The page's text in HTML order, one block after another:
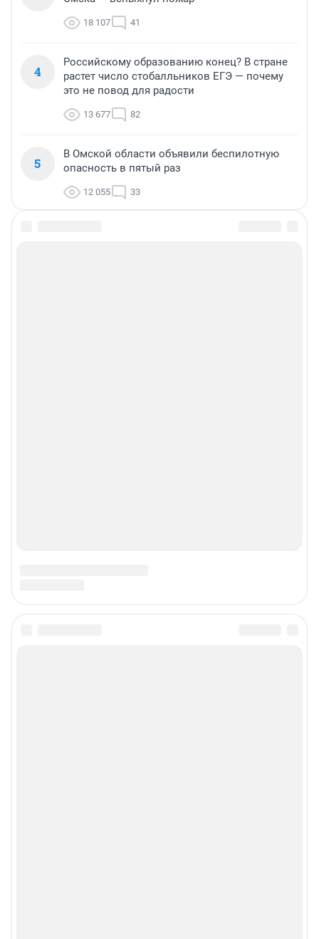
18 107 41
4
Российскому образованию конец? В стране
растет число стобалльников ЕГЭ — почему
это не повод для радости
13 677 82
5
В Омской области объявили беспилотную
опасность в пятый раз
12 055 33